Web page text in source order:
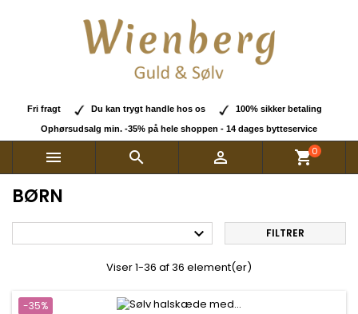
Fri fragt Du kan trygt handle hos os 100% sikker betaling
Ophørsudsalg min. -35% på hele shoppen - 14 dages bytteservice
   shopping_cart0
BØRN
 FILTRER
Viser 1-36 af 36 element(er)
-35%